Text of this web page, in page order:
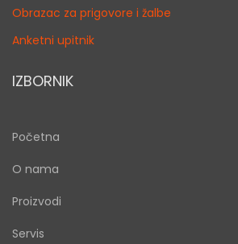
Obrazac za prigovore i žalbe
Anketni upitnik
IZBORNIK
Početna
O nama
Proizvodi
Servis